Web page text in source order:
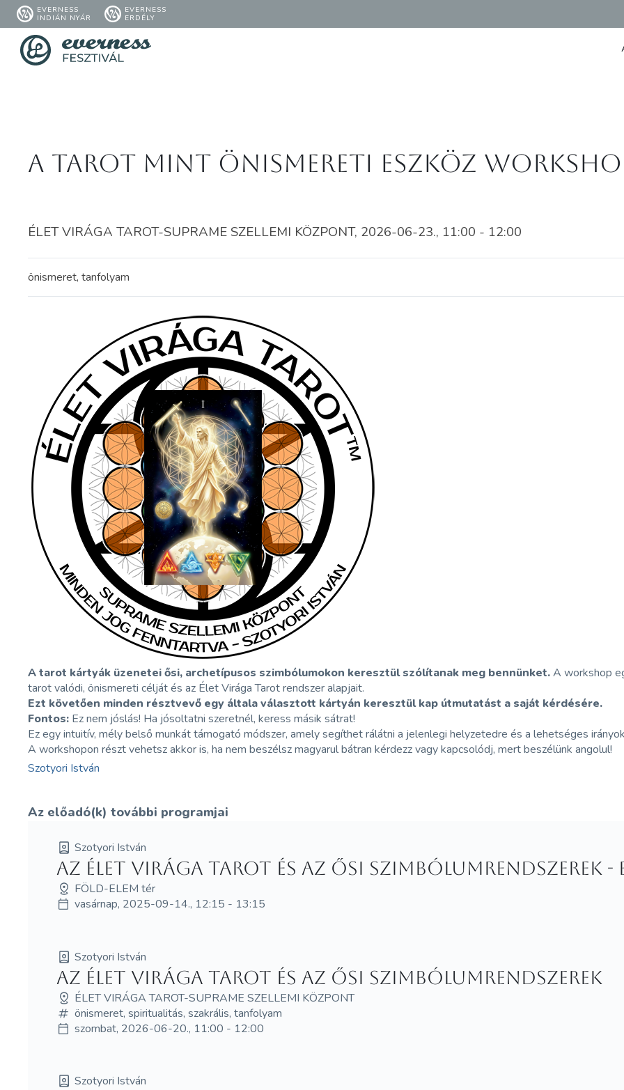
EVERNESS
INDIÁN NYÁR
EVERNESS
ERDÉLY
A Tarot mint önismereti eszköz
ÉLET VIRÁGA TAROT-SUPRAME SZELLEMI KÖZPONT, 2026-06-23., 11:00 - 12:00
önismeret, tanfolyam
A tarot kártyák üzenetei ősi, archetípusos szimbólumokon keresztül szólítanak meg bennünket.A workshop
tarot valódi, önismereti célját és az Élet Virága Tarot rendszer alapjait.
Ezt követően minden résztvevő egy általa választott kártyán keresztül kap útmutatást a saját kérdésére.
Fontos: Ez nem jóslás! Ha jósoltatni szeretnél, keress másik sátrat!
Ez egy intuitív, mély belső munkát támogató módszer, amely segíthet rálátni a jelenlegi helyzetedre és a lehetséges
A workshopon részt vehetsz akkor is, ha nem beszélsz magyarul bátran kérdezz vagy kapcsolódj, mert beszélünk angolul!
Szotyori István
Az előadó(k) további programjai
Szotyori István
Az Élet Virága tarot és az ősi szimbólumrendszerek -
FÖLD-ELEM tér
vasárnap, 2025-09-14., 12:15 - 13:15
Szotyori István
Az Élet Virága Tarot és az ősi szimbólumrendszerek
ÉLET VIRÁGA TAROT-SUPRAME SZELLEMI KÖZPONT
önismeret, spiritualitás, szakrális, tanfolyam
szombat, 2026-06-20., 11:00 - 12:00
Szotyori István